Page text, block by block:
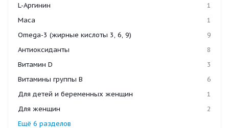
L-Аргинин
1
Maca
1
Omega-3 (жирные кислоты 3, 6, 9)
9
Антиоксиданты
8
Витамин D
3
Витамины группы B
6
Для детей и беременных женщин
1
Для женщин
2
Ещё 6 разделов